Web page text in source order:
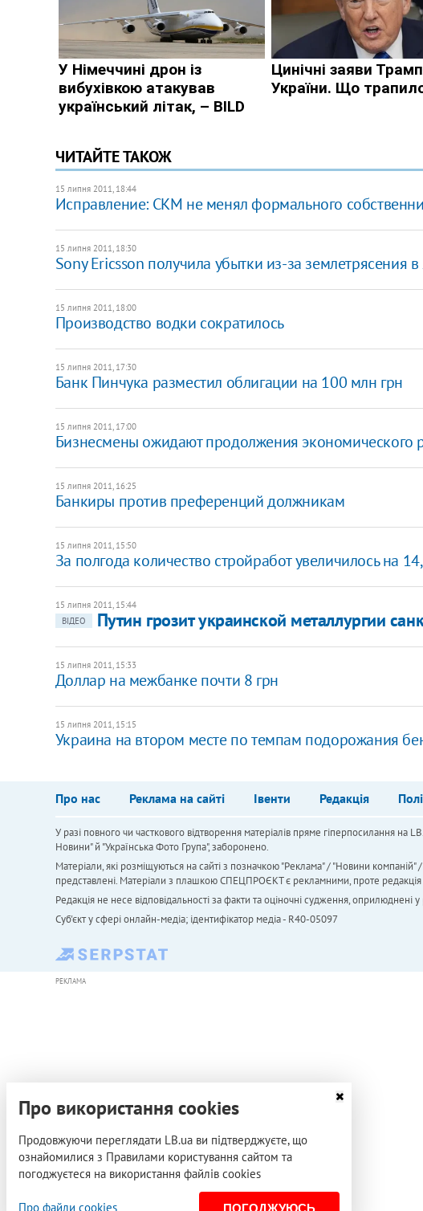
ЧИТАЙТЕ ТАКОЖ
15 липня 2011, 18:44
Исправление: СКМ не менял формального
15 липня 2011, 18:30
Sony Ericsson получила убытки из-за землетрясения
15 липня 2011, 18:00
Производство водки сократилось
15 липня 2011, 17:30
​Банк Пинчука разместил облигации на 100 млн грн
15 липня 2011, 17:00
Бизнесмены ожидают продолжения экономического
15 липня 2011, 16:25
Банкиры против преференций должникам
15 липня 2011, 15:50
За полгода количество стройработ увеличилось на
15 липня 2011, 15:44
ВІДЕО
Путин грозит украинской металлургии
15 липня 2011, 15:33
Доллар на межбанке почти 8 грн
15 липня 2011, 15:15
Украина на втором месте по темпам подорожания
Про нас Реклама на сайті Івенти Редакція
У разі повного чи часткового відтворення матеріалів пряме гіперпосилання на
Новини" й "Українська Фото Група", заборонено.
Матеріали, які розміщуються на сайті з позначкою "Реклама" / "Новини
представлені. Матеріали з плашкою СПЕЦПРОЄКТ є рекламними, проте редакція
Редакція не несе відповідальності за факти та оціночні судження,
Cуб'єкт у сфері онлайн-медіа; ідентифікатор медіа - R40-05097
РЕКЛАМА
Про використання cookies
Продовжуючи переглядати LB.ua ви підтверджуєте, що
ознайомилися з Правилами користування сайтом та
погоджуєтеся на використання файлів cookies
Про файли cookies ПОГОДЖУЮСЬ